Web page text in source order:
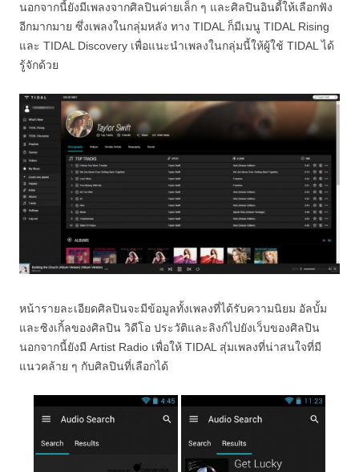
นอกจากนี้ยังมีเพลงจากศิลปินค่ายเล็ก ๆ และศิลปินอินดี้ให้เลือกฟัง
อีกมากมาย ซึ่งเพลงในกลุ่มหลัง ทาง TIDAL ก็มีเมนู TIDAL Rising
และ TIDAL Discovery เพื่อแนะนำเพลงในกลุ่มนี้ให้ผู้ใช้ TIDAL ได้
รู้จักด้วย
หน้ารายละเอียดศิลปินจะมีข้อมูลทั้งเพลงที่ได้รับความนิยม อัลบั้ม
และซิงเกิ้ลของศิลปิน วิดีโอ ประวัติและลิงก์ไปยังเว็บของศิลปิน
นอกจากนี้ยังมี Artist Radio เพื่อให้ TIDAL สุ่มเพลงที่น่าสนใจที่มี
แนวคล้าย ๆ กับศิลปินที่เลือกได้